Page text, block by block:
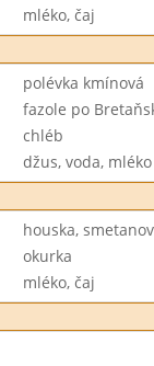
mléko, čaj
polévka kmínová
fazole po
chléb
džus, voda, mléko
houska,
okurka
mléko, čaj